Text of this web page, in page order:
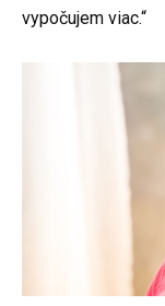
vypočujem viac.“